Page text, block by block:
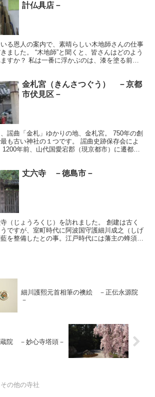
計仏具店－
る恩人の案内で、素晴らしい木地師さんの仕事
ました。 “木地師”と聞くと、皆さんはどのよう
すか？ 私は一番に浮かぶのは、漆を塗る前の
金札宮（きんさつぐう） －京都
市伏見区－
謡曲「金札」ゆかりの地、金札宮。 750年の創
も古い神社の１つです。 謡曲史跡保存会によ
年前、山代国愛宕郡（現京都市）に遷都さ
丈六寺 －徳島市－
（じょうろくじ）を訪れました。 創建は古く
ですが、室町時代に阿波国守護細川成之（しげ
を整備したとの事。江戸時代には藩主の蜂須賀
細川護熙元首相筆の襖絵 －正伝永源院
－
院 －妙心寺塔頭－
の他の寺社